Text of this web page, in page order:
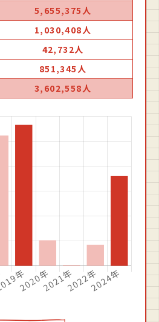
5,655,375人
1,030,408人
42,732人
851,345人
3,602,558人